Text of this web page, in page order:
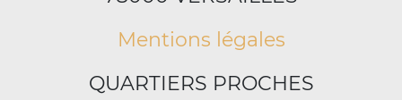
Mentions légales
QUARTIERS PROCHES